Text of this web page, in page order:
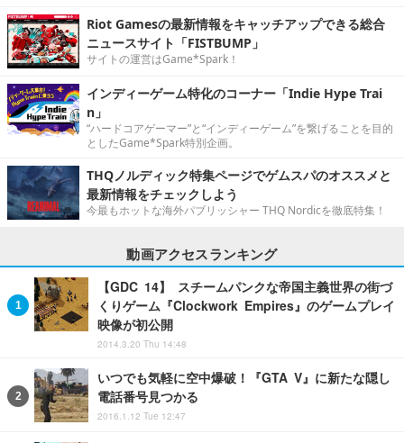
Riot Gamesの最新情報をキャッチアップできる総合
ニュースサイト「FISTBUMP」
サイトの運営はGame*Spark！
インディーゲーム特化のコーナー「Indie Hype Trai
n」
“ハードコアゲーマー”と“インディーゲーム”を繋げることを目的
としたGame*Spark特別企画。
THQノルディック特集ページでゲムスパのオススメと
最新情報をチェックしよう
今最もホットな海外パブリッシャー THQ Nordicを徹底特集！
動画アクセスランキング
【GDC 14】 スチームパンクな帝国主義世界の街づ
くりゲーム『Clockwork Empires』のゲームプレイ
映像が初公開
2014.3.20 Thu 14:48
いつでも気軽に空中爆破！『GTA V』に新たな隠し
電話番号見つかる
2016.1.12 Tue 12:47